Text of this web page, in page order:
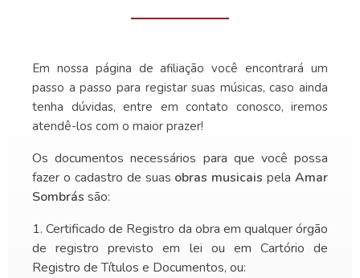
Em nossa página de afiliação você encontrará um
passo a passo para registar suas músicas, caso ainda
tenha dúvidas, entre em contato conosco, iremos
atendê-los com o maior prazer!
Os documentos necessários para que você possa
fazer o cadastro de suas obras musicais pela Amar
Sombrás são:
Certificado de Registro da obra em qualquer órgão
de registro previsto em lei ou em Cartório de
Registro de Títulos e Documentos, ou: